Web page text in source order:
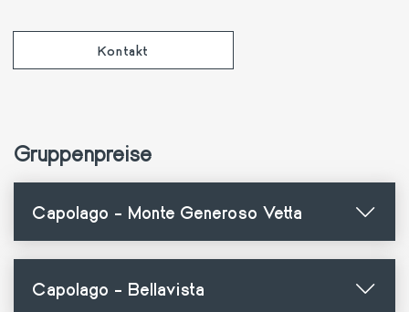
Kontakt
Gruppenpreise
Capolago - Monte Generoso Vetta
Capolago - Bellavista